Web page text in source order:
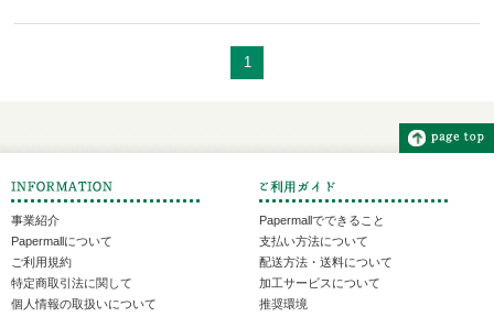
1
事業紹介
Papermallについて
ご利用規約
特定商取引法に関して
個人情報の取扱いについて
Papermallでできること
支払い方法について
配送方法・送料について
加工サービスについて
推奨環境